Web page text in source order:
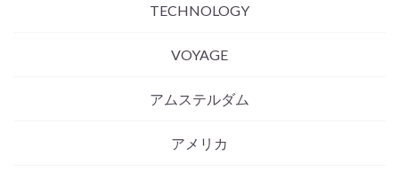
TECHNOLOGY
VOYAGE
アムステルダム
アメリカ